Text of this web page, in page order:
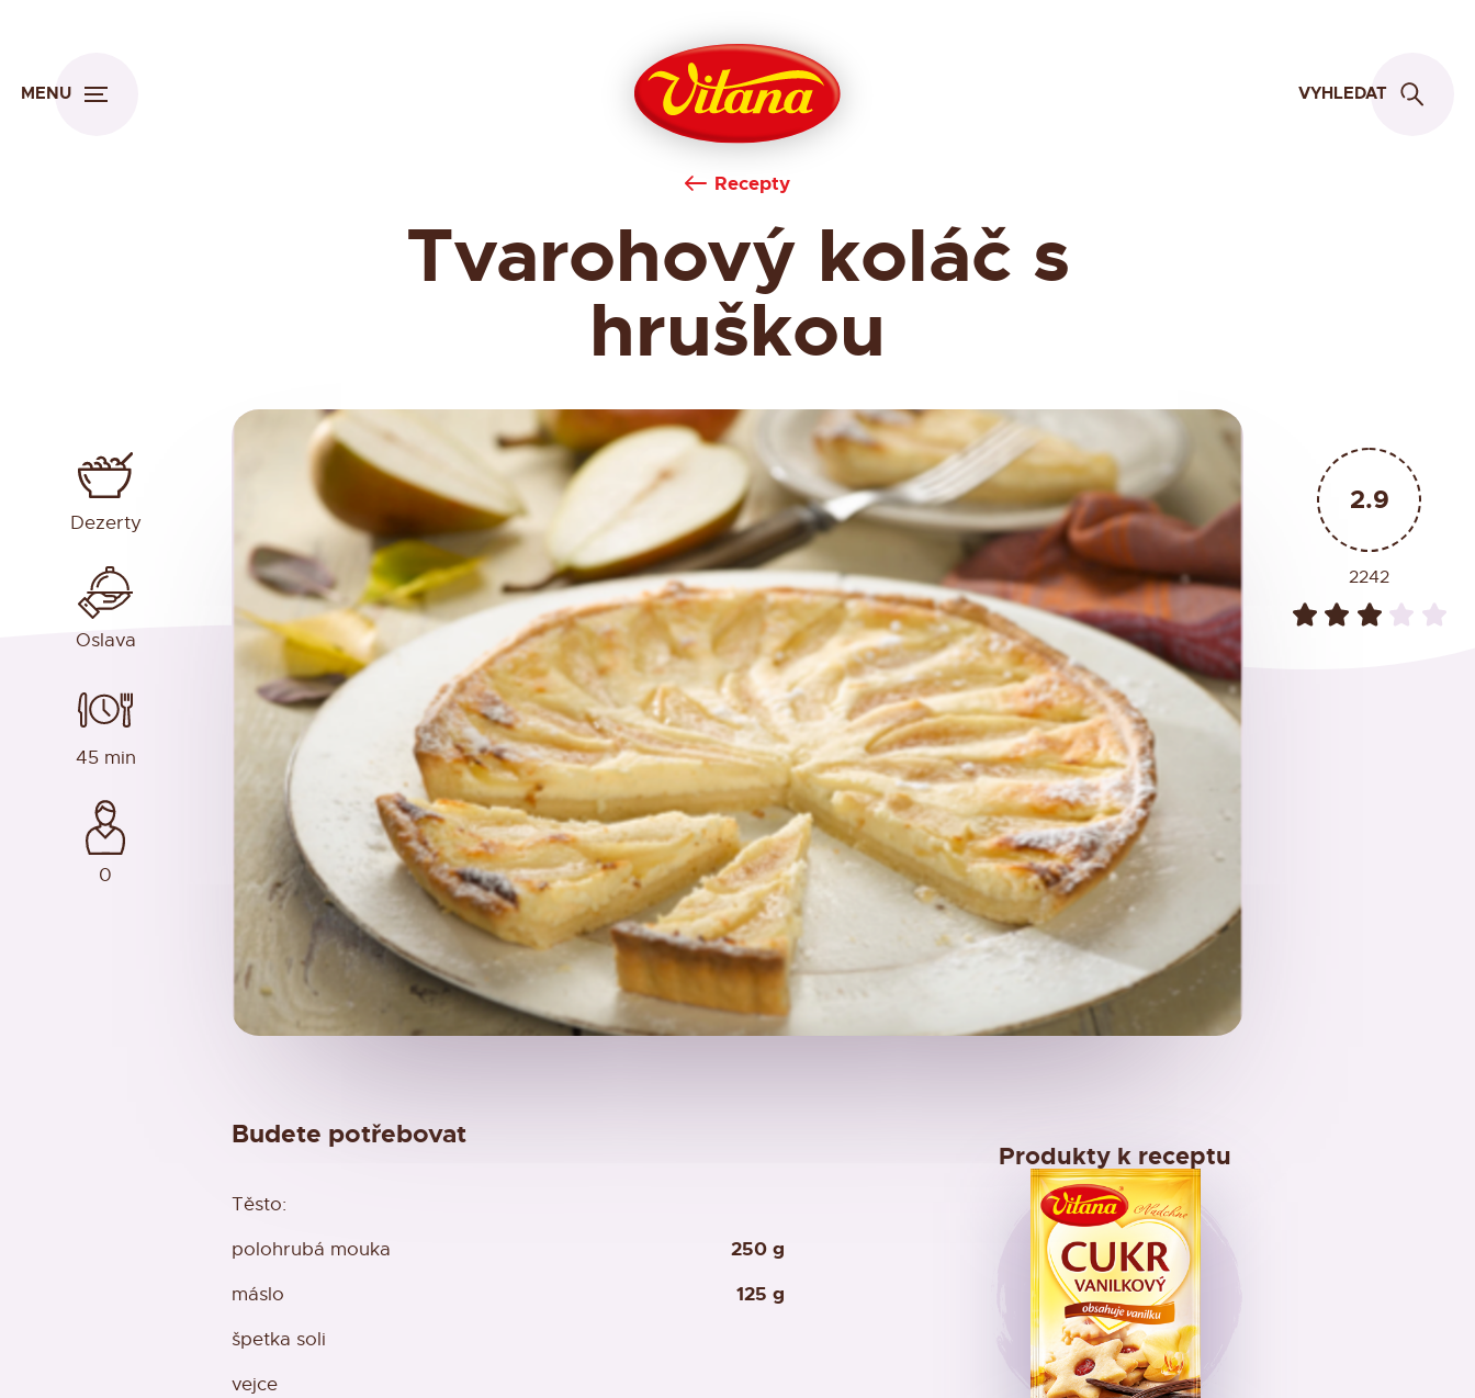
MENU VYHLEDAT
Recepty
Tvarohový koláč s
hruškou
Dezerty
Oslava
45 min
0
2.9
2242
Budete potřebovat
Těsto:
polohrubá mouka
250 g
máslo 125 g
špetka soli
vejce
Produkty k receptu